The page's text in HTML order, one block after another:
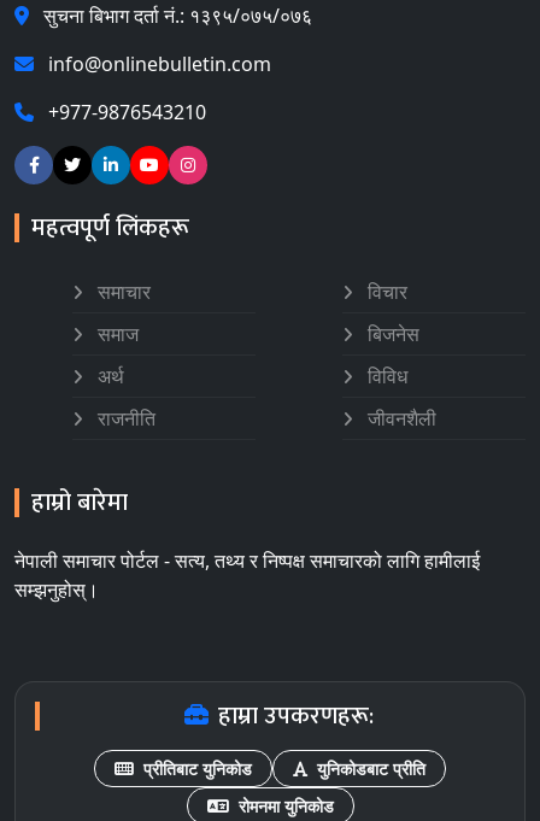
सुचना बिभाग दर्ता नं.: १३९५/०७५/०७६
info@onlinebulletin.com
+977-9876543210
महत्वपूर्ण लिंकहरू
समाचार
समाज
अर्थ
राजनीति
विचार
बिजनेस
विविध
जीवनशैली
हाम्रो बारेमा
नेपाली समाचार पोर्टल - सत्य, तथ्य र निष्पक्ष समाचारको लागि हामीलाई
सम्झनुहोस्।
हाम्रा उपकरणहरू:
प्रीतिबाट युनिकोड
युनिकोडबाट प्रीति
रोमनमा युनिकोड